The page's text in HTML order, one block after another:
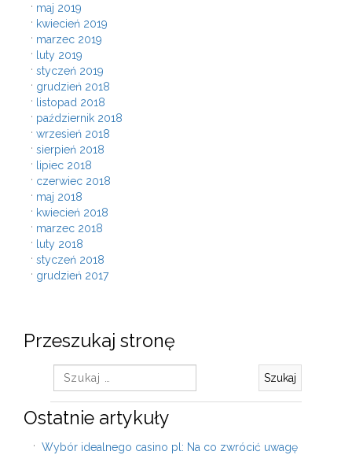
maj 2019
kwiecień 2019
marzec 2019
luty 2019
styczeń 2019
grudzień 2018
listopad 2018
październik 2018
wrzesień 2018
sierpień 2018
lipiec 2018
czerwiec 2018
maj 2018
kwiecień 2018
marzec 2018
luty 2018
styczeń 2018
grudzień 2017
Przeszukaj stronę
Szukaj:
Ostatnie artykuły
Wybór idealnego casino pl: Na co zwrócić uwagę